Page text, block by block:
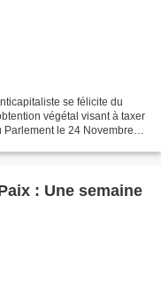
se félicite du
végétal visant à taxer
Parlement le 24 Novembre
: Une semaine